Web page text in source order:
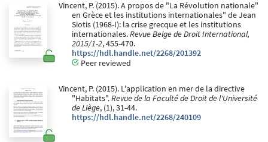
Vincent, P. (2015). A propos de "La Révolution nationale"
en Grèce et les institutions internationales" de Jean
Siotis (1968-I): la crise grecque et les institutions
internationales.Revue Belge de Droit International,
2015/1-2, 455-470.
https://hdl.handle.net/2268/201392
Peer reviewed
Vincent, P. (2015). L'application en mer de la directive
"Habitats".Revue de la Faculté de Droit de l'Université
de Liège, (1), 31-44.
https://hdl.handle.net/2268/240109